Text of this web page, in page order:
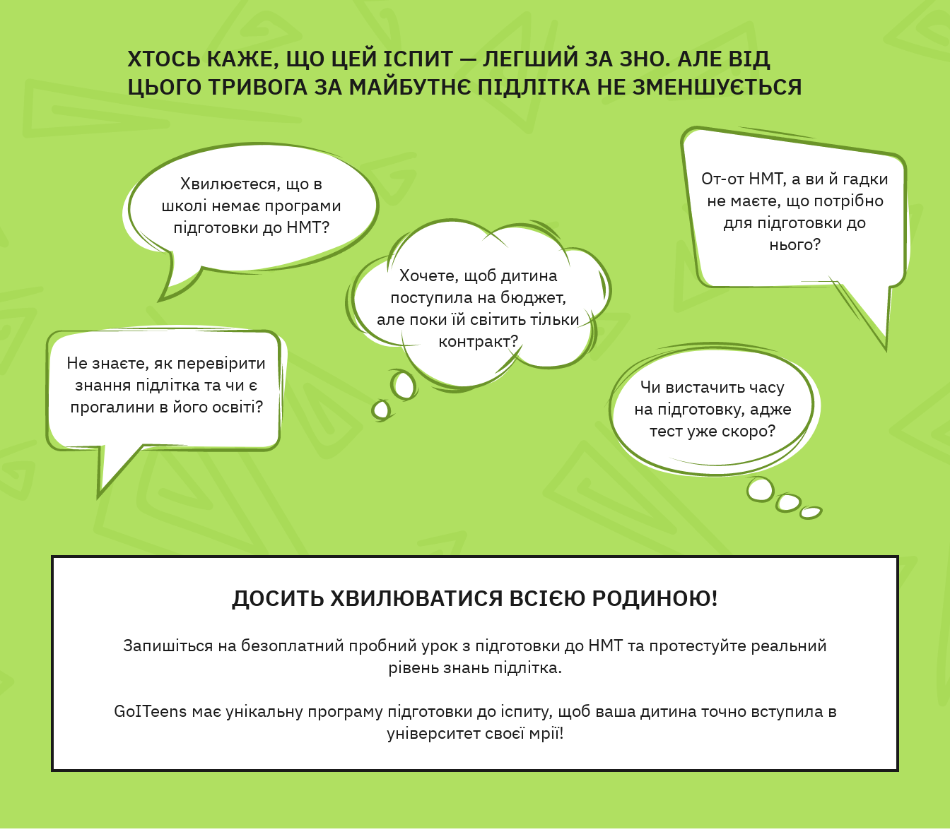
ХТОСЬ КАЖЕ, ЩО ЦЕЙ ІСПИТ — ЛЕГШИЙ ЗА ЗНО. АЛЕ ВІД
ЦЬОГО ТРИВОГА ЗА МАЙБУТНЄ ПІДЛІТКА НЕ ЗМЕНШУЄТЬСЯ
Не знаєте, як перевірити
знання підлітка та чи є
прогалини в його освіті?
От-от НМТ, а ви й гадки
не маєте, що потрібно
для підготовки до
нього?
Хвилюєтеся, що в
школі немає програми
підготовки до НМТ?
Чи вистачить часу
на підготовку, адже
тест уже скоро?
Хочете, щоб дитина
поступила на бюджет,
але поки їй світить тільки
контракт?
ДОСИТЬ ХВИЛЮВАТИСЯ ВСІЄЮ РОДИНОЮ!
Запишіться на безоплатний пробний урок з підготовки до НМТ та протестуйте реальний
рівень знань підлітка.
GoITeens має унікальну програму підготовки до іспиту, щоб ваша дитина точно вступила в
університет своєї мрії!